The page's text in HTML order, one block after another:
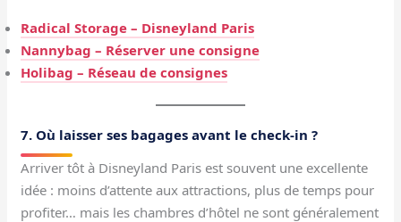
Radical Storage – Disneyland Paris
Nannybag – Réserver une consigne
Holibag – Réseau de consignes
7. Où laisser ses bagages avant le check-in ?
Arriver tôt à Disneyland Paris est souvent une excellente
idée : moins d’attente aux attractions, plus de temps pour
profiter… mais les chambres d’hôtel ne sont généralement